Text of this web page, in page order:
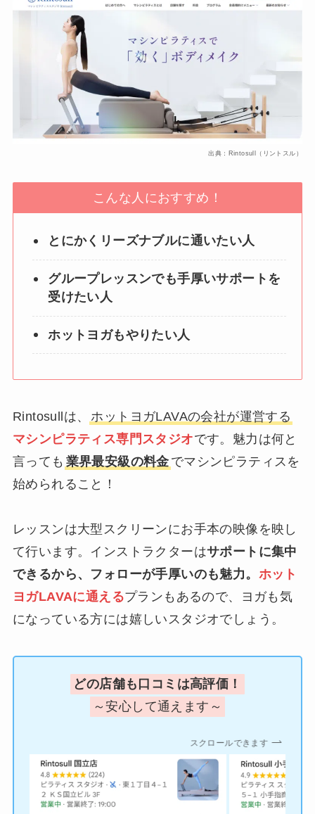
出典：Rintosull（リントスル）
こんな人におすすめ！
とにかくリーズナブルに通いたい人
グループレッスンでも手厚いサポートを
受けたい人
ホットヨガもやりたい人
Rintosullは、
ホットヨガLAVAの会社が運営する
マシンピラティス専門スタジオです。魅力は何と
言っても 業界最安級の料金 でマシンピラティスを
始められること！
レッスンは大型スクリーンにお手本の映像を映し
て行います。インストラクターはサポートに集中
できるから、フォローが手厚いのも魅力。 ホット
ヨガLAVAに通えるプランもあるので、ヨガも気
になっている方には嬉しいスタジオでしょう。
どの店舗も口コミは高評価！
～安心して通えます～
スクロールできます